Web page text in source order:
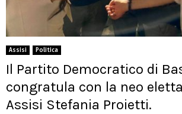
Assisi Politica
Il Partito Democratico di
congratula con la neo
Assisi Stefania Proietti.